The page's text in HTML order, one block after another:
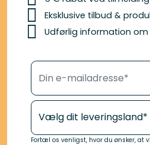
Eksklusive tilbud &
Udførlig information om
Din e-mailadresse*
Dit leveringsland*
Fortæl os venligst, hvor du ønsker, at